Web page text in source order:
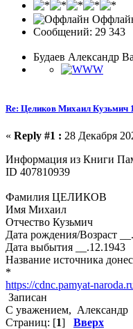
Сообщений: 29 343
Будаев Александр
Re: Целиков Михаил Кузьмич
« Reply #1 : 28 Декабря
Информация из Книги
ID 407810939
Фамилия ЦЕЛИКОВ
Имя Михаил
Отчество Кузьмич
Дата рождения/Возраст
Дата выбытия __.12.1943
Название источника
*
https://cdnc.pamyat-
Записан
С уважением, Александр
Страниц: [1] Вверх